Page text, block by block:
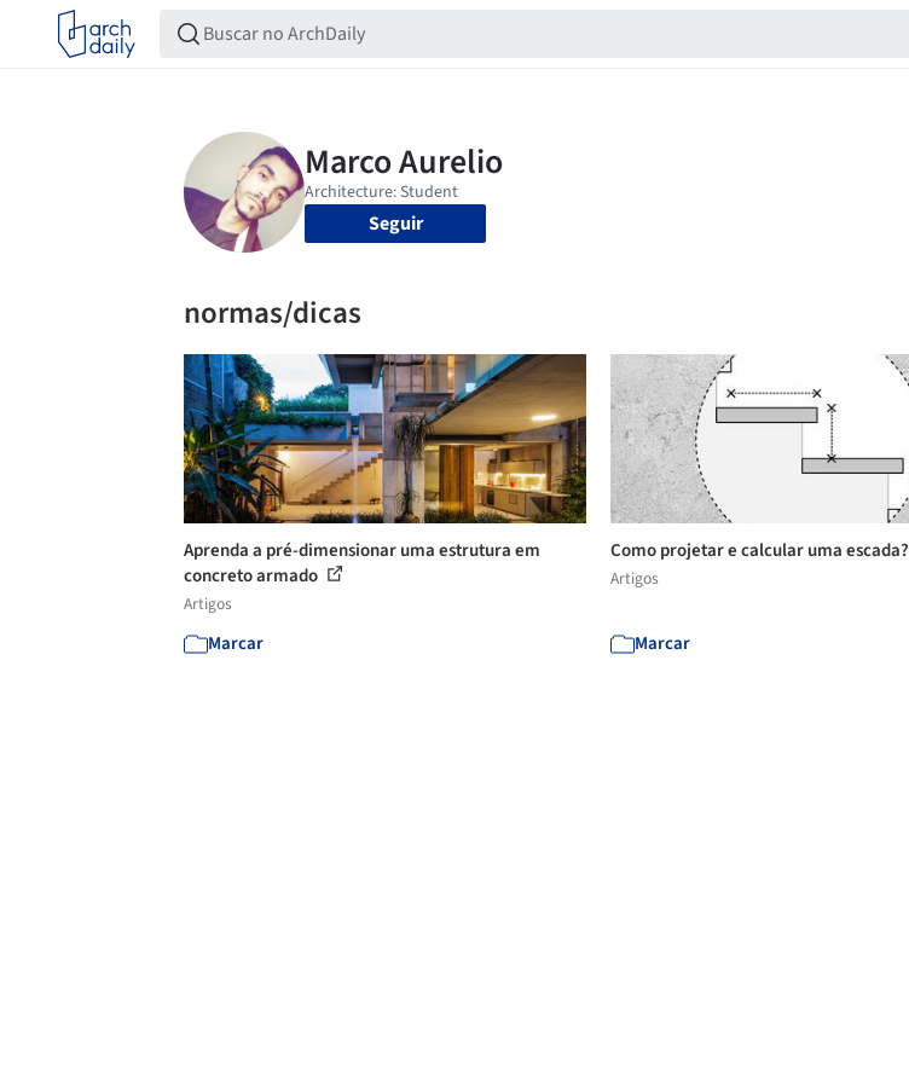
Seguir
normas/dicas
Aprenda a pré-dimensionar uma estrutura em
concreto armado
Artigos
Marcar
Como projetar e calcular uma escada?
Artigos
Marcar